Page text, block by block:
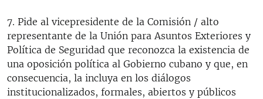
7. Pide al vicepresidente de la Comisión / alto
representante de la Unión para Asuntos Exteriores y
Política de Seguridad que reconozca la existencia de
una oposición política al Gobierno cubano y que, en
consecuencia, la incluya en los diálogos
institucionalizados, formales, abiertos y públicos